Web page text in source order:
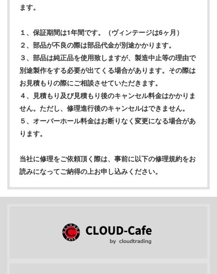
ます。
１、保証期間は1年間です。（ヴィンテージは6ヶ月）
２、部品が不良の際は部品代金が別途かかります。
３、部品は純正品を使用致しますが、製造中止等の理由で
別途製作をする必要が出てくる場合があります。その際は
お見積もりの際にご相談させていただきます。
４、見積もり及び見積もり後のキャンセル料金はかかりま
せん。ただし、修理進行後のキャンセルはできません。
５、オーバーホール料金はお断りなく変更になる場合があ
ります。
当社に修理をご依頼頂く際は、事前に以下の修理規約をお
読みになってご納得の上お申し込みください。